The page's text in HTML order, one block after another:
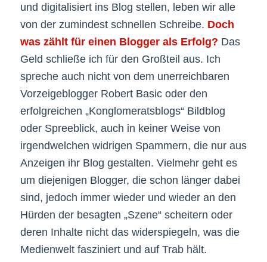
und digitalisiert ins Blog stellen, leben wir alle
von der zumindest schnellen Schreibe. Doch
was zählt für einen Blogger als Erfolg? Das
Geld schließe ich für den Großteil aus. Ich
spreche auch nicht von dem unerreichbaren
Vorzeigeblogger Robert Basic oder den
erfolgreichen „Konglomeratsblogs“ Bildblog
oder Spreeblick, auch in keiner Weise von
irgendwelchen widrigen Spammern, die nur aus
Anzeigen ihr Blog gestalten. Vielmehr geht es
um diejenigen Blogger, die schon länger dabei
sind, jedoch immer wieder und wieder an den
Hürden der besagten „Szene“ scheitern oder
deren Inhalte nicht das widerspiegeln, was die
Medienwelt fasziniert und auf Trab hält.